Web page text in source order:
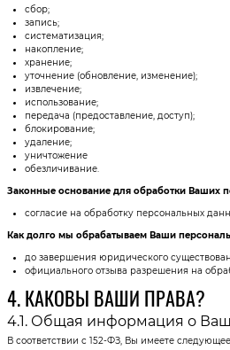
сбор;
запись;
систематизация;
накопление;
хранение;
уточнение (обновление, изменение);
извлечение;
использование;
передача (предоставление, доступ);
блокирование;
удаление;
уничтожение
обезличивание.
Законные основание для обработки Ваших
согласие на обработку персональных
Как долго мы обрабатываем Ваши
до завершения юридического
официального отзыва разрешения на
4. КАКОВЫ ВАШИ ПРАВА?
4.1. Общая информация о
В соответствии с 152-ФЗ, Вы имеете